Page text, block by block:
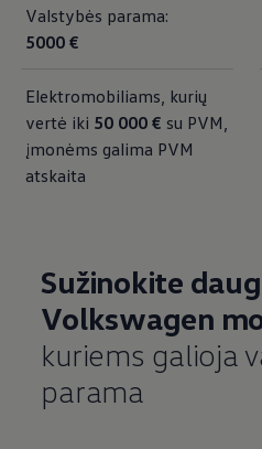
Valstybės parama:
5000 €
Elektromobiliams, kurių
vertė iki 50 000 € su PVM,
įmonėms galima PVM
atskaita
Sužinokite
Volkswagen
kuriems galioja
parama